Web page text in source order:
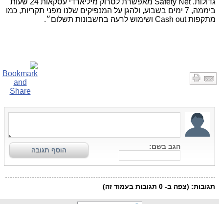
גדולות.Safety Net
מאפשרת לסרוק מיליארדי עסקאות 24 שעות
ביממה, 7 ימים בשבוע, ולהגן על המנפיקים שלנו מפני תקריות, כמו
מתקפותCash out ושימוש לרעה בחשבונות תשלום״.